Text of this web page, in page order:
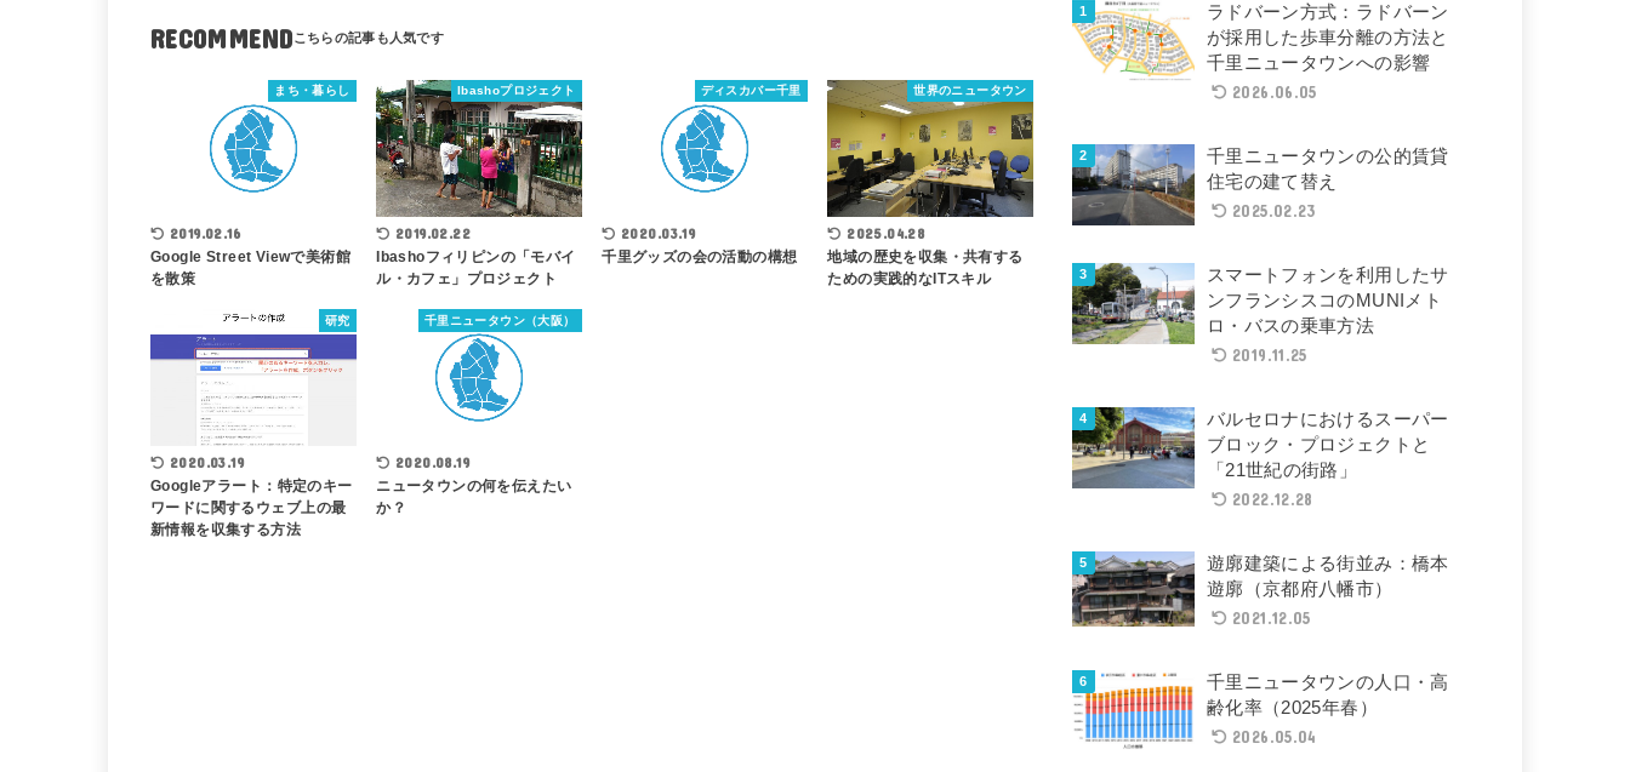
RECOMMEND
まち・暮らし
2019.02.16
Google Street Viewで美術館
を散策
Ibashoプロジェクト
2019.02.22
Ibashoフィリピンの「モバイ
ル・カフェ」プロジェクト
ディスカバー千里
2020.03.19
千里グッズの会の活動の構想
世界のニュータウン
2025.04.28
地域の歴史を収集・共有する
ための実践的なITスキル
研究
2020.03.19
Googleアラート：特定のキー
ワードに関するウェブ上の最
新情報を収集する方法
千里ニュータウン（大阪）
2020.08.19
ニュータウンの何を伝えたい
か？
ラドバーン方式：ラドバーン
が採用した歩車分離の方法と
千里ニュータウンへの影響
2026.06.05
千里ニュータウンの公的賃貸
住宅の建て替え
2025.02.23
スマートフォンを利用したサ
ンフランシスコのMUNIメト
ロ・バスの乗車方法
2019.11.25
バルセロナにおけるスーパー
ブロック・プロジェクトと
「21世紀の街路」
2022.12.28
遊廓建築による街並み：橋本
遊廓（京都府八幡市）
2021.12.05
千里ニュータウンの人口・高
齢化率（2025年春）
2026.05.04